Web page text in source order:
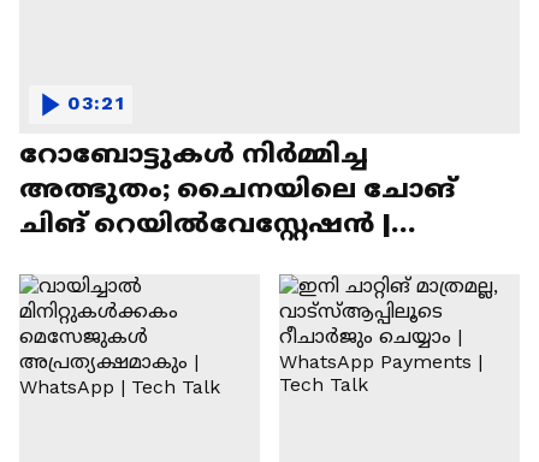
റോബോട്ടുകൾ നിർമ്മിച്ച
അത്ഭുതം; ചൈനയിലെ ചോങ്
ചിങ് റെയിൽവേസ്റ്റേഷൻ |
03:21